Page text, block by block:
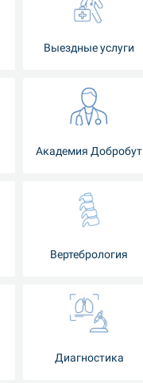
Выездные услуги
Академия Добробут
Вертебрология
Диагностика